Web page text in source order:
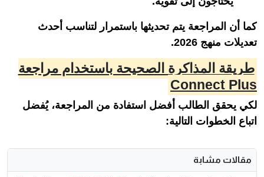
كما أن المراجعة يتم تحديثها باستمرار لتناسب أحدث
تعديلات منهج 2026.
طريقة المذاكرة الصحيحة باستخدام مراجعة
Connect Plus
لكي يحقق الطالب أفضل استفادة من المراجعة، يُفضل
اتباع الخطوات التالية:
مقالات مشابة